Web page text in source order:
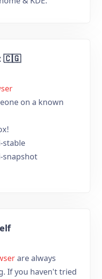
🇨🇬
on a known
stable
snapshot
are always
If you haven't tried